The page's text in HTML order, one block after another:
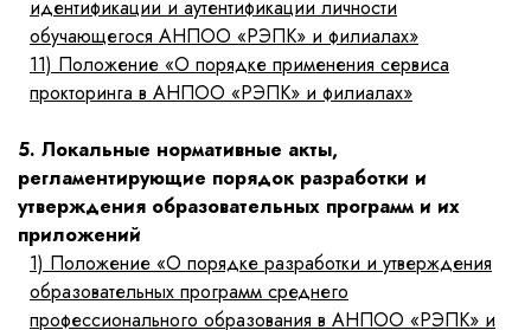
идентификации и аутентификации личности
обучающегося АНПОО «РЭПК» и филиалах»
11) Положение «О порядке применения сервиса
прокторинга в АНПОО «РЭПК» и филиалах»
5. Локальные нормативные акты,
регламентирующие порядок разработки и
утверждения образовательных программ и их
приложений
1) Положение «О порядке разработки и утверждения
образовательных программ среднего
профессионального образования в АНПОО «РЭПК» и